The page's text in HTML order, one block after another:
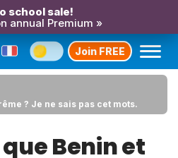
school sale!
annual Premium »
Join FREE
? Je ne sais pas cet mots.
Benin et